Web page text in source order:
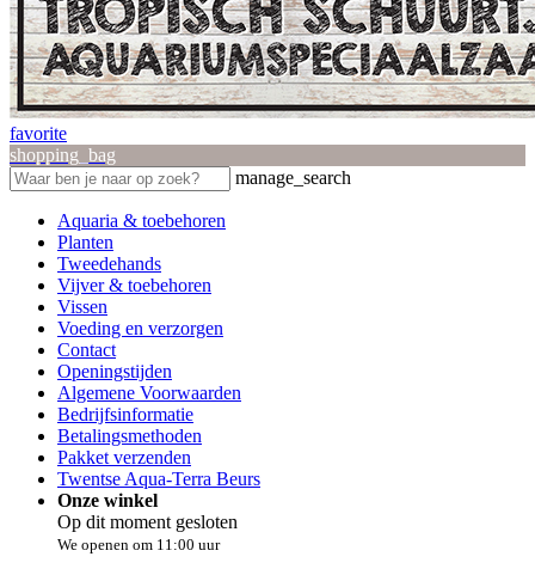
favorite
shopping_bag
manage_search
Aquaria & toebehoren
Planten
Tweedehands
Vijver & toebehoren
Vissen
Voeding en verzorgen
Contact
Openingstijden
Algemene Voorwaarden
Bedrijfsinformatie
Betalingsmethoden
Pakket verzenden
Twentse Aqua-Terra Beurs
Onze winkel
Op dit moment gesloten
We openen om 11:00 uur